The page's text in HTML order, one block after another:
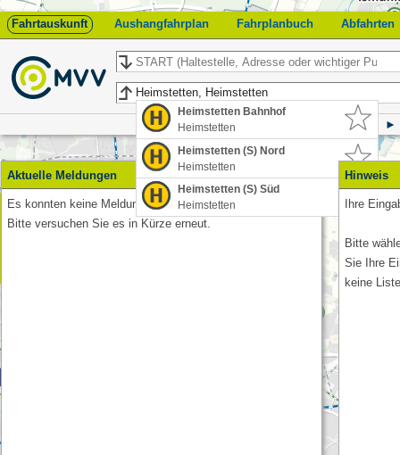
Fahrtauskunft Aushangfahrplan Fahrplanbuch Abfahrten
Start
Ziel
Feedback
Hinweis
Ihre
Bitte
Sie Ihre
keine
Aktuelle Meldungen
Es konnten keine Meldungen abgerufen werden.
Bitte versuchen Sie es in Kürze erneut.
Heimstetten Bahnhof
Heimstetten
Heimstetten (S) Nord
Heimstetten
Heimstetten (S) Süd
Heimstetten